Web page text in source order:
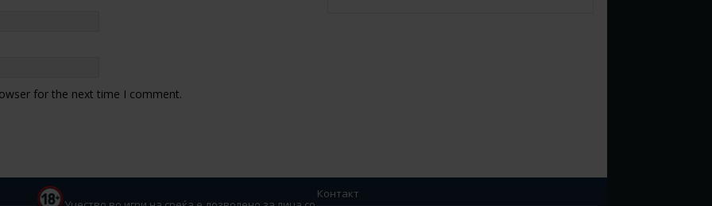
for the next time I comment.
Контакт